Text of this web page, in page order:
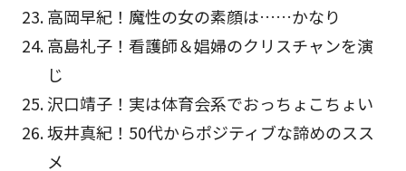
高岡早紀！魔性の女の素顔は……かなり
高島礼子！看護師＆娼婦のクリスチャンを演
じ
沢口靖子！実は体育会系でおっちょこちょい
坂井真紀！50代からポジティブな諦めのスス
メ